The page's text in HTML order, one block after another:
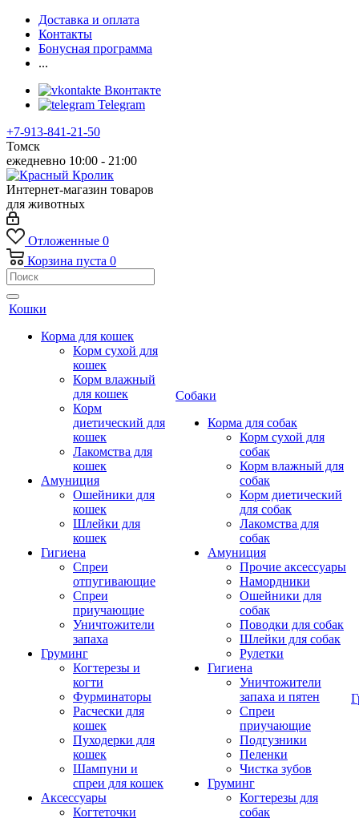
Доставка и оплата
Контакты
Бонусная программа
...
Вконтакте
Telegram
+7-913-841-21-50
Томск
ежедневно 10:00 - 21:00
Интернет-магазин товаров
для животных
Отложенные 0
Корзина пуста 0
Кошки
Корма для кошек
Корм сухой для
кошек
Корм влажный
для кошек
Корм
диетический для
кошек
Лакомства для
кошек
Амуниция
Ошейники для
кошек
Шлейки для
кошек
Гигиена
Спреи
отпугивающие
Спреи
приучающие
Уничтожители
запаха
Груминг
Когтерезы и
когти
Фурминаторы
Расчески для
кошек
Пуходерки для
кошек
Шампуни и
спреи для кошек
Аксессуары
Когтеточки
Собаки
Корма для собак
Корм сухой для
собак
Корм влажный для
собак
Корм диетический
для собак
Лакомства для
собак
Амуниция
Прочие аксессуары
Намордники
Ошейники для
собак
Поводки для собак
Шлейки для собак
Рулетки
Гигиена
Уничтожители
запаха и пятен
Спреи
приучающие
Подгузники
Пеленки
Чистка зубов
Груминг
Когтерезы для
собак